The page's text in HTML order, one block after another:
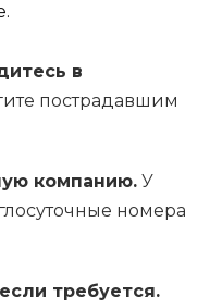
в
пострадавшим
компанию. У
номера
требуется.